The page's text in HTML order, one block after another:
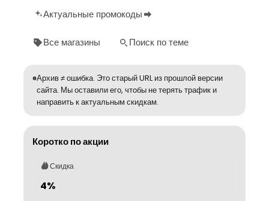
Актуальные промокоды
Все магазины Поиск по теме
Архив ≠ ошибка. Это старый URL из прошлой версии
сайта. Мы оставили его, чтобы не терять трафик и
направить к актуальным скидкам.
Коротко по акции
Скидка
4%